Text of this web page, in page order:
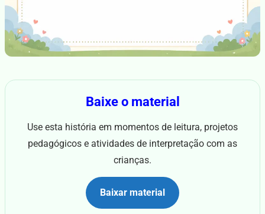
Baixe o material
Use esta história em momentos de leitura, projetos
pedagógicos e atividades de interpretação com as
crianças.
Baixar material